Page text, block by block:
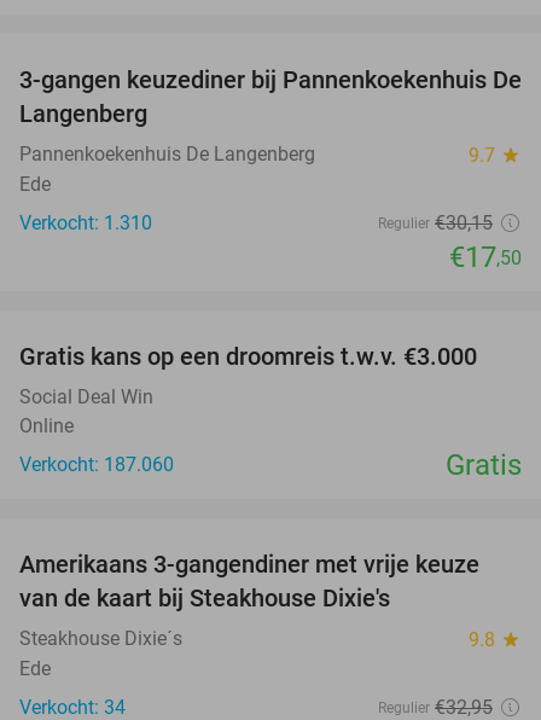
42%
3-gangen keuzediner bij Pannenkoekenhuis De
Langenberg
Pannenkoekenhuis De Langenberg 9.7 star
Ede
Verkocht: 1.310
Regulier €30,15
€17,50
Gratis kans op een droomreis t.w.v. €3.000
Social Deal Win
Online
Verkocht: 187.060
Gratis
15%
Amerikaans 3-gangendiner met vrije keuze
van de kaart bij Steakhouse Dixie's
Steakhouse Dixie´s 9.8 star
Ede
Verkocht: 34
Regulier €32,95